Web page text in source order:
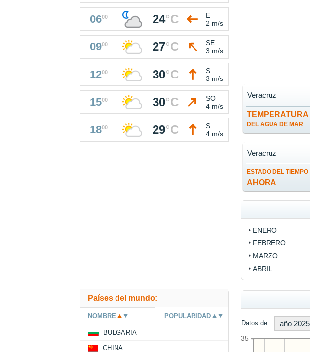
TEMPERATURA
DEL AGUA DE MAR
Veracruz
ESTADO DEL TIEMPO
AHORA
Veracruz
ENERO
FEBRERO
MARZO
ABRIL
Datos de: año 2025
35
0600 24°C
E
2 m/s
0900 27°C
SE
3 m/s
1200 30°C
S
3 m/s
1500 30°C
SO
4 m/s
1800 29°C
S
4 m/s
Países del mundo:
NOMBRE POPULARIDAD
BULGARIA
CHINA